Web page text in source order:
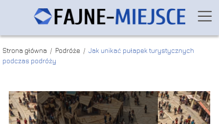
Strona główna / Podróże / Jak unikać pułapek turystycznych
podczas podróży